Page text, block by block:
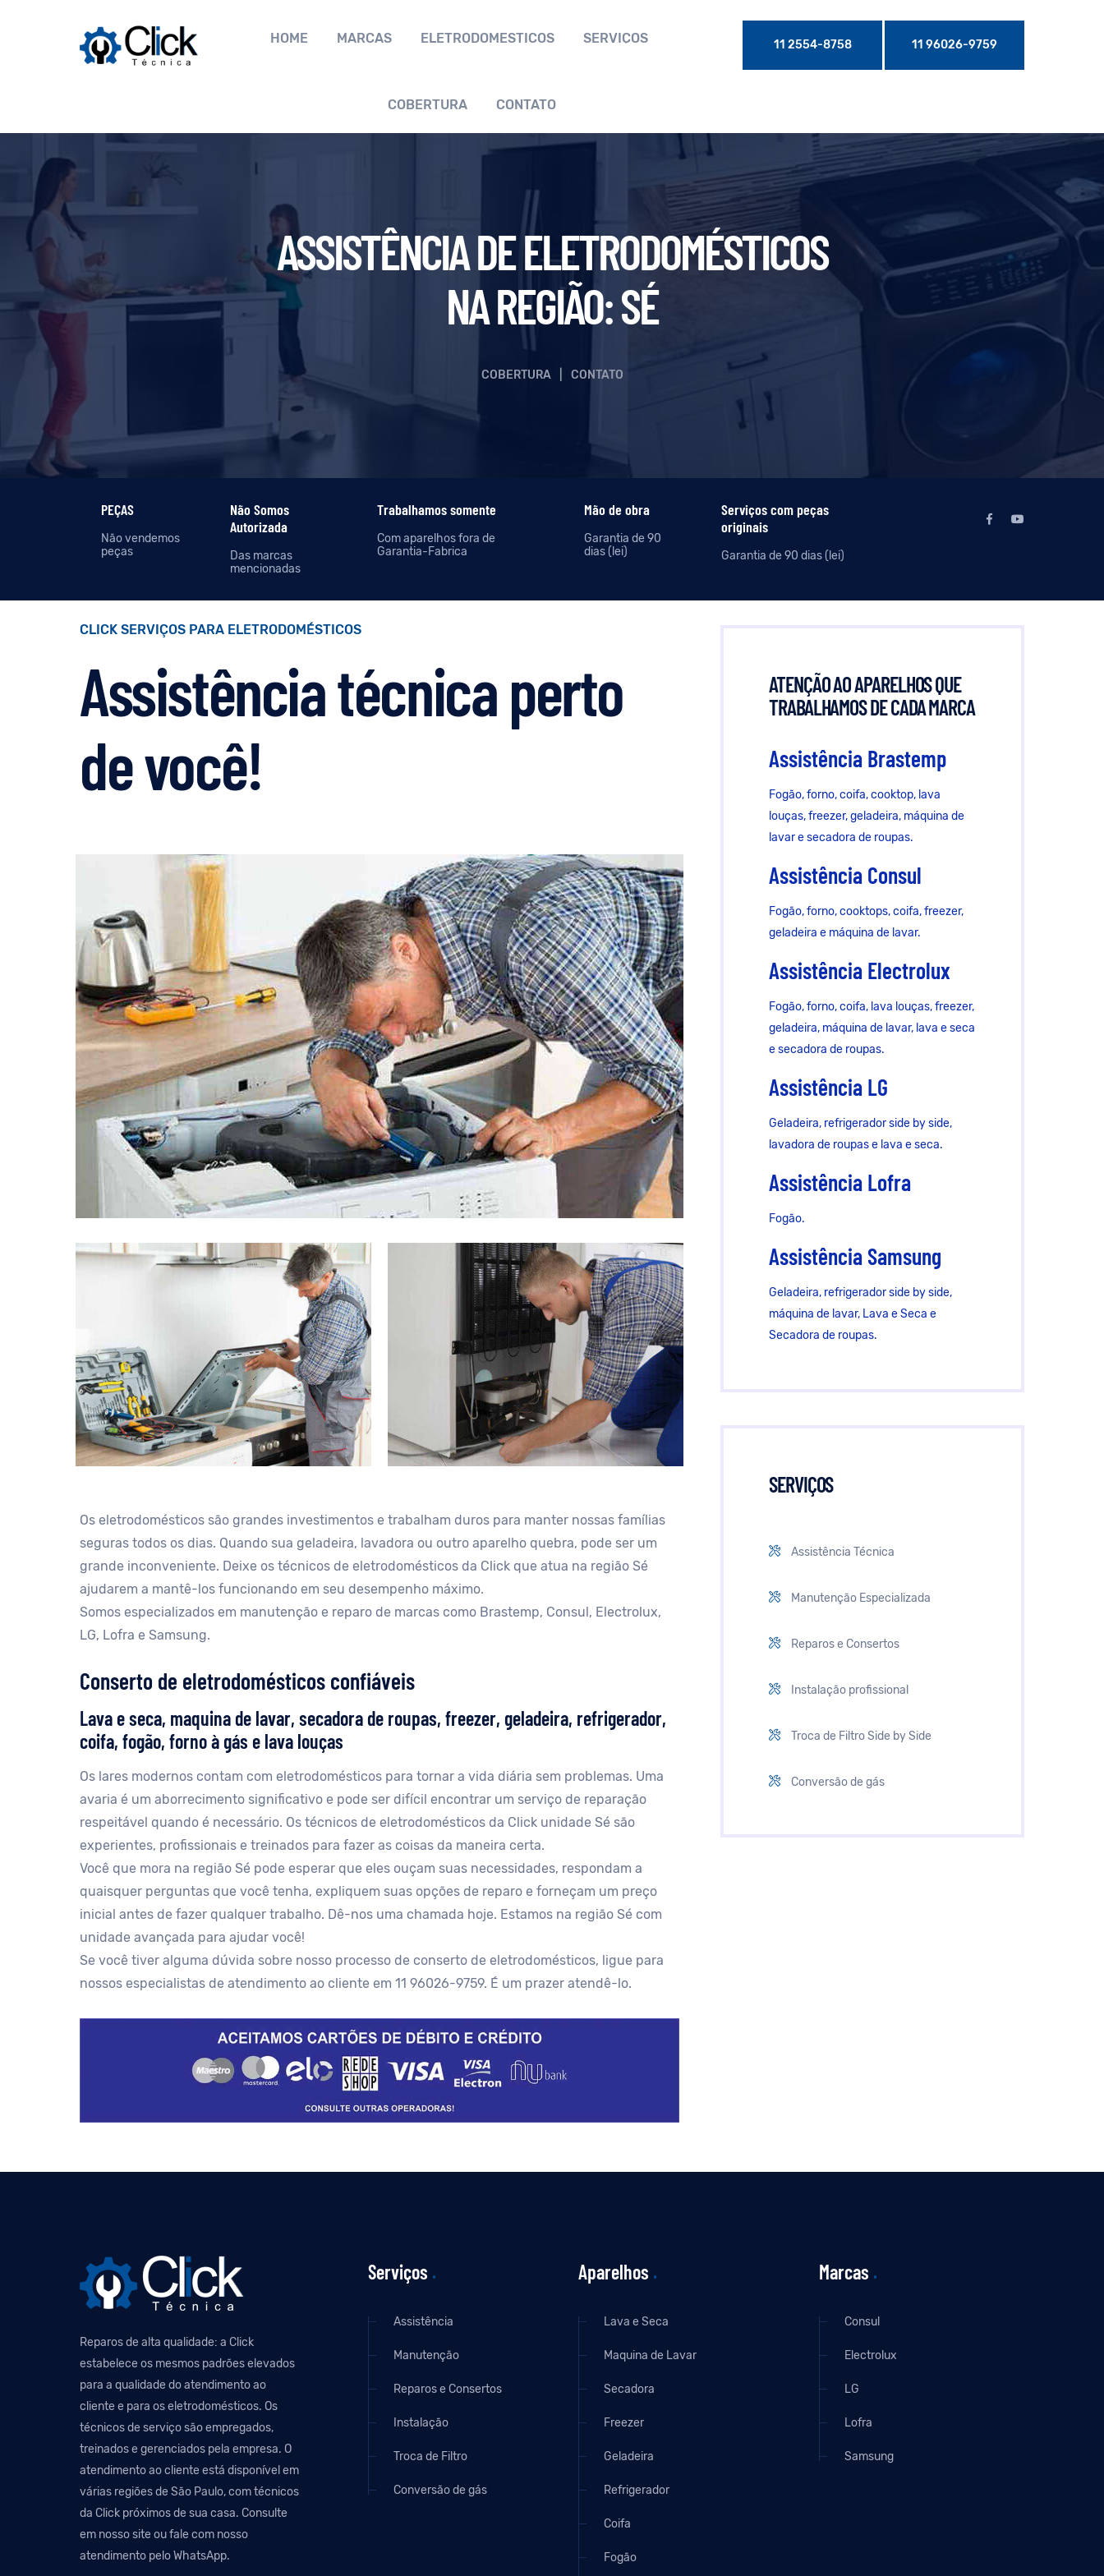
HOME MARCAS ELETRODOMÉSTICOS SERVIÇOS
COBERTURA CONTATO
11 2554-8758 11 96026-9759
ASSISTÊNCIA DE ELETRODOMÉSTICOS
NA REGIÃO: SÉ
COBERTURA CONTATO
PEÇAS
Não vendemos
peças
Não Somos
Autorizada
Das marcas
mencionadas
Trabalhamos somente
Com aparelhos fora de
Garantia-Fabrica
Mão de obra
Garantia de 90
dias (lei)
Serviços com peças
originais
Garantia de 90 dias (lei)
CLICK SERVIÇOS PARA ELETRODOMÉSTICOS
Assistência técnica perto
de você!
Os eletrodomésticos são grandes investimentos e trabalham duros para manter nossas famílias
seguras todos os dias. Quando sua geladeira, lavadora ou outro aparelho quebra, pode ser um
grande inconveniente. Deixe os técnicos de eletrodomésticos da Click que atua na região Sé
ajudarem a mantê-los funcionando em seu desempenho máximo.
Somos especializados em manutenção e reparo de marcas como Brastemp, Consul, Electrolux,
LG, Lofra e Samsung.
Conserto de eletrodomésticos confiáveis
Lava e seca, maquina de lavar, secadora de roupas, freezer, geladeira, refrigerador,
coifa, fogão, forno à gás e lava louças
Os lares modernos contam com eletrodomésticos para tornar a vida diária sem problemas. Uma
avaria é um aborrecimento significativo e pode ser difícil encontrar um serviço de reparação
respeitável quando é necessário. Os técnicos de eletrodomésticos da Click unidade Sé são
experientes, profissionais e treinados para fazer as coisas da maneira certa.
Você que mora na região Sé pode esperar que eles ouçam suas necessidades, respondam a
quaisquer perguntas que você tenha, expliquem suas opções de reparo e forneçam um preço
inicial antes de fazer qualquer trabalho. Dê-nos uma chamada hoje. Estamos na região Sé com
unidade avançada para ajudar você!
Se você tiver alguma dúvida sobre nosso processo de conserto de eletrodomésticos, ligue para
nossos especialistas de atendimento ao cliente em 11 96026-9759. É um prazer atendê-lo.
ATENÇÃO AO APARELHOS QUE
TRABALHAMOS DE CADA MARCA
Assistência Brastemp
Fogão, forno, coifa, cooktop, lava
louças, freezer, geladeira, máquina de
lavar e secadora de roupas.
Assistência Consul
Fogão, forno, cooktops, coifa, freezer,
geladeira e máquina de lavar.
Assistência Electrolux
Fogão, forno, coifa, lava louças, freezer,
geladeira, máquina de lavar, lava e seca
e secadora de roupas.
Assistência LG
Geladeira, refrigerador side by side,
lavadora de roupas e lava e seca.
Assistência Lofra
Fogão.
Assistência Samsung
Geladeira, refrigerador side by side,
máquina de lavar, Lava e Seca e
Secadora de roupas.
SERVIÇOS
Assistência Técnica
Manutenção Especializada
Reparos e Consertos
Instalação profissional
Troca de Filtro Side by Side
Conversão de gás
Reparos de alta qualidade: a Click
estabelece os mesmos padrões elevados
para a qualidade do atendimento ao
cliente e para os eletrodomésticos. Os
técnicos de serviço são empregados,
treinados e gerenciados pela empresa. O
atendimento ao cliente está disponível em
várias regiões de São Paulo, com técnicos
da Click próximos de sua casa. Consulte
em nosso site ou fale com nosso
atendimento pelo WhatsApp.
Serviços .
Assistência
Manutenção
Reparos e Consertos
Instalação
Troca de Filtro
Conversão de gás
Aparelhos .
Lava e Seca
Maquina de Lavar
Secadora
Freezer
Geladeira
Refrigerador
Coifa
Fogão
Marcas .
Consul
Electrolux
LG
Lofra
Samsung